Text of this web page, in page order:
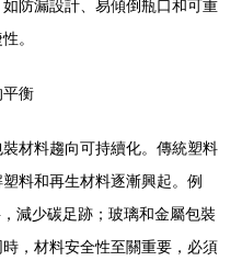
防漏設計、易傾倒瓶口和可重
。
平衡
材料趨向可持續化。傳統塑料
料和再生材料逐漸興起。例
減少碳足跡；玻璃和金屬包裝
，材料安全性至關重要，必須